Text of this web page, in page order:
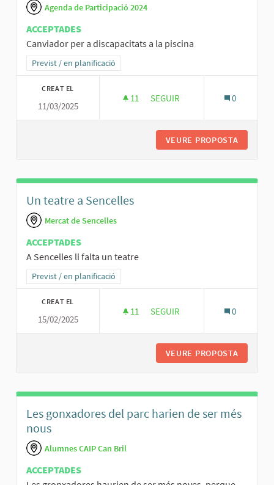
Agenda de Participació 2024
ACCEPTADES
Canviador per a discapacitats a la piscina
Resultats al filtrar per la categoria: Previst / en planificació
Previst / en planificació
CREAT EL
11/03/2025
11 11 SEGUIDORES
SEGUIR 0
VEURE PROPOSTA
Un teatre a Sencelles
Mercat de Sencelles
ACCEPTADES
A Sencelles li falta un teatre
Resultats al filtrar per la categoria: Previst / en planificació
Previst / en planificació
CREAT EL
15/02/2025
11 11 SEGUIDORES
SEGUIR 0
VEURE PROPOSTA
Les gonxadores del parc harien de ser més
nous
Alumnes CAIP Can Bril
ACCEPTADES